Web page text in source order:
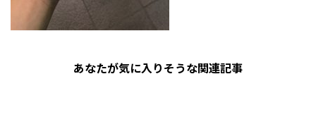
あなたが気に入りそうな関連記事